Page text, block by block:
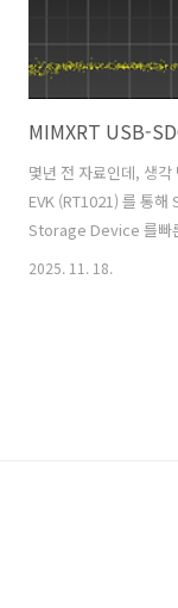
MIMXRT USB-
몇년 전 자료인데, 생
EVK (RT1021) 를 통
Storage Device 를빠
설명: https://
2025. 11. 18.